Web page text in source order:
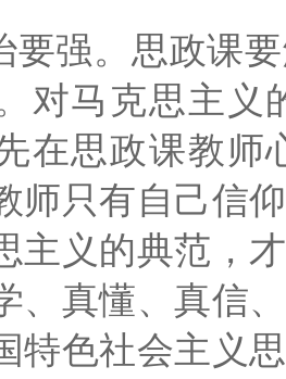
要强。思政课
对马克思主义
在思政课教师
师只有自己信
主义的典范，
、真懂、真信
特色社会主义